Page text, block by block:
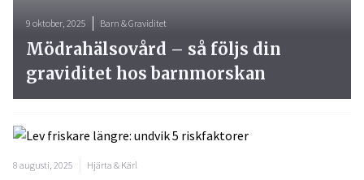
9 oktober, 2025 Barn & Graviditet
Mödrahälsovård – så följs din
graviditet hos barnmorskan
8 augusti, 2025 Hjärta & Kärl